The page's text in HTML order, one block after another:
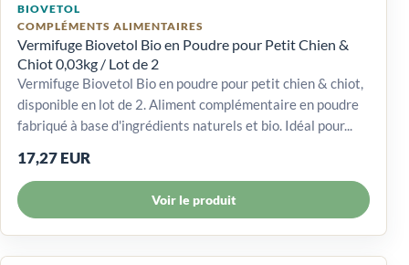
BIOVETOL
COMPLÉMENTS ALIMENTAIRES
Vermifuge Biovetol Bio en Poudre pour Petit Chien &
Chiot 0,03kg / Lot de 2
Vermifuge Biovetol Bio en poudre pour petit chien & chiot,
disponible en lot de 2. Aliment complémentaire en poudre
fabriqué à base d'ingrédients naturels et bio. Idéal pour...
17,27 EUR
Voir le produit